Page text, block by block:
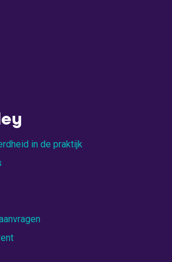
in de praktijk